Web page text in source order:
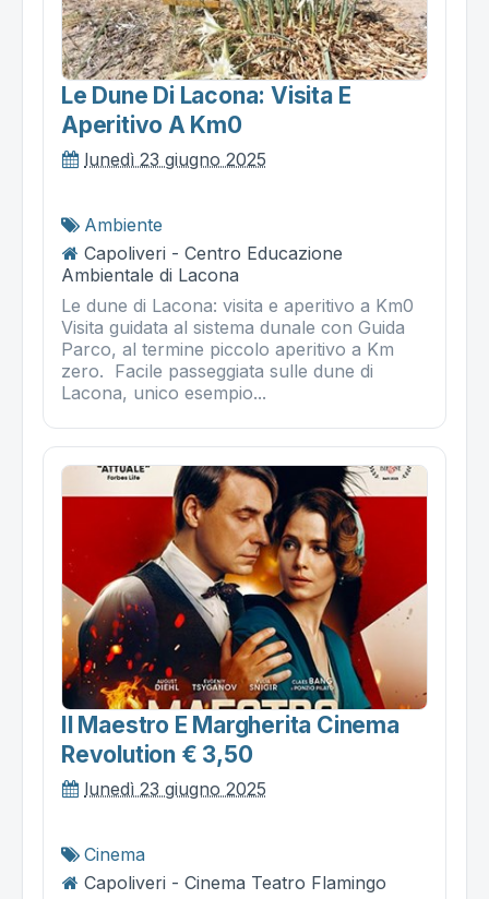
Le Dune Di Lacona: Visita E
Aperitivo A Km0
lunedì 23 giugno 2025
Ambiente
Capoliveri - Centro Educazione
Ambientale di Lacona
Le dune di Lacona: visita e aperitivo a Km0
Visita guidata al sistema dunale con Guida
Parco, al termine piccolo aperitivo a Km
zero. Facile passeggiata sulle dune di
Lacona, unico esempio...
Il Maestro E Margherita Cinema
Revolution € 3,50
lunedì 23 giugno 2025
Cinema
Capoliveri - Cinema Teatro Flamingo